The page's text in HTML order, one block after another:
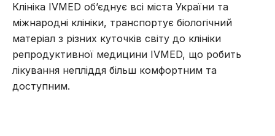
Клініка IVMED об’єднує всі міста України та
міжнародні клініки, транспортує біологічний
матеріал з різних куточків світу до клініки
репродуктивної медицини IVMED, що робить
лікування непліддя більш комфортним та
доступним.